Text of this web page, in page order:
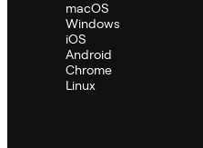
macOS
Windows
iOS
Android
Chrome
Linux